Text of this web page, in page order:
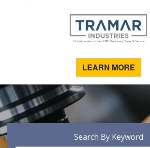
LEARN MORE
Search By Keyword